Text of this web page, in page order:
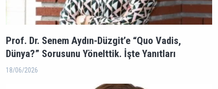
Prof. Dr. Senem Aydın-Düzgit’e “Quo Vadis,
Dünya?” Sorusunu Yönelttik. İşte Yanıtları
18/06/2026